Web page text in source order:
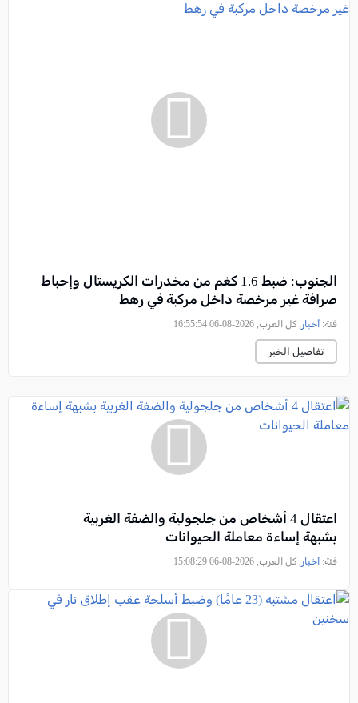
الجنوب: ضبط 1.6 كغم من مخدرات الكريستال وإحباط
صرافة غير مرخصة داخل مركبة في رهط
فئة: أخبار , كل العرب, 2026-08-06 16:55:54
تفاصيل الخبر
اعتقال 4 أشخاص من جلجولية والضفة الغربية
بشبهة إساءة معاملة الحيوانات
فئة: أخبار , كل العرب, 2026-08-06 15:08:29